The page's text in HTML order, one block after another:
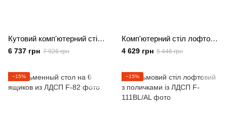
Кутовий комп'ютерний стіл лофтовий зі стелажем з ДСП
6 737 грн 7 926 грн
Комп'ютерний стіл лофтовый зі стелажем з ДСП
4 629 грн 5 446 грн
−15% −15%